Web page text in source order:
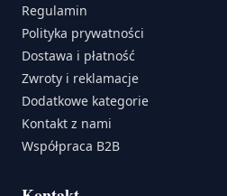
Regulamin
Polityka prywatności
Dostawa i płatność
Zwroty i reklamacje
Dodatkowe kategorie
Kontakt z nami
Współpraca B2B